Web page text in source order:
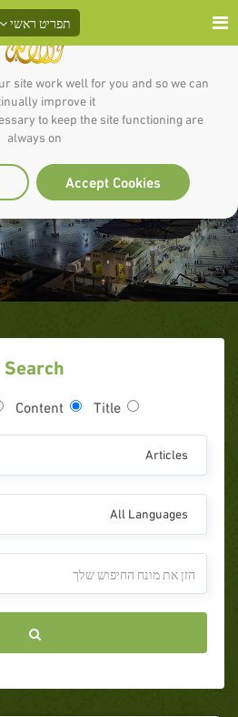
site work well for you and so we can
improve it.
to keep the site functioning are
always on
Accept Cookies
תפריט ראשי
אבו זר אל-
Search
Title
Content
Articles
All Languages